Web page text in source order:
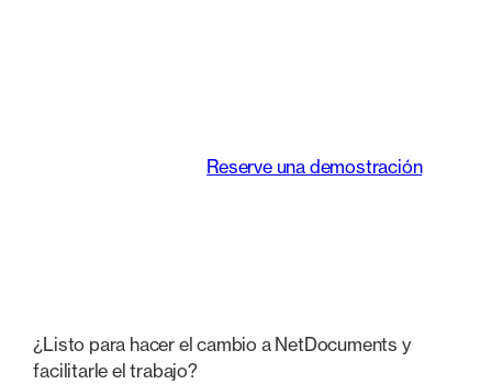
Reserve una demostración
¿Listo para hacer el cambio a NetDocuments y
facilitarle el trabajo?